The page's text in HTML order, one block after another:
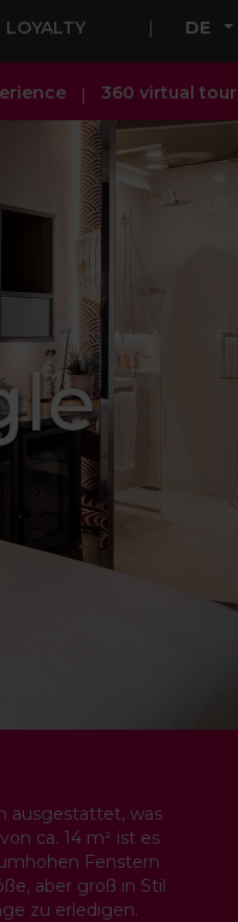
LOYALTY DE
360 virtual tour
ausgestattet, was
ca. 14 m² ist es
Fenstern
aber groß in Stil
zu erledigen.